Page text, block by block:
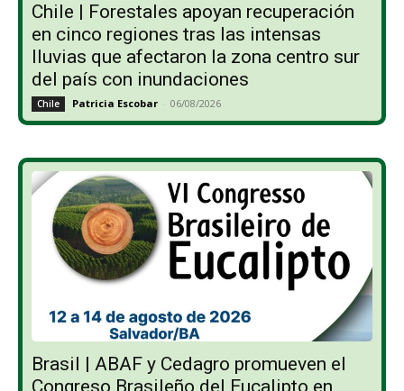
Chile | Forestales apoyan recuperación
en cinco regiones tras las intensas
lluvias que afectaron la zona centro sur
del país con inundaciones
Chile Patricia Escobar - 06/08/2026
Brasil | ABAF y Cedagro promueven el
Congreso Brasileño del Eucalipto en